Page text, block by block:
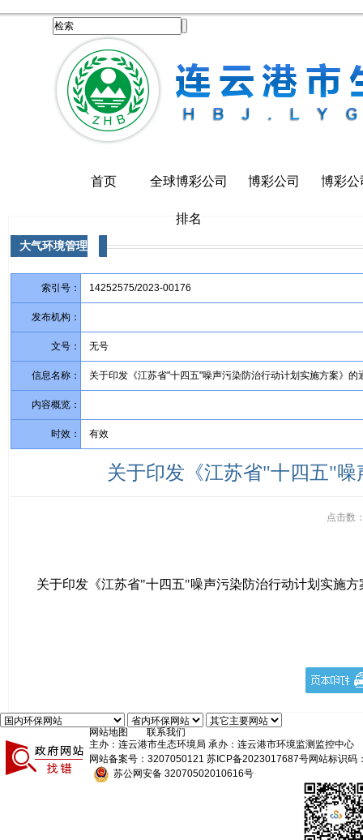
首页 全球博彩公司
排名
博彩公司 博彩公
大气环境管理
索引号： 14252575/2023-00176
发布机构：
文号： 无号
信息名称： 关于印发《江苏省"十四五"噪声污染防治行动计划实施方案》的
内容概览：
时效： 有效
关于印发《江苏省"十四五"
点击数
关于印发《江苏省"十四五"噪声污染防治行动计划实施方
网站地图
联系我们
主办：连云港市生态环境局 承办：连云港市环境监测监控中心
网站备案号：3207050121 苏ICP备2023017687号网站标识码
苏公网安备 32070502010616号